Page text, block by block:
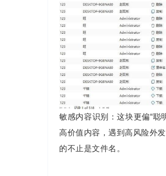
敏感内容识别：这块更偏“聪
高价值内容，遇到高风险外
的不止是文件名。